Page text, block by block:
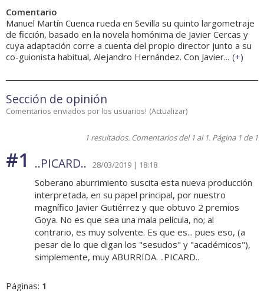
Comentario
Manuel Martín Cuenca rueda en Sevilla su quinto largometraje
de ficción, basado en la novela homónima de Javier Cercas y
cuya adaptación corre a cuenta del propio director junto a su
co-guionista habitual, Alejandro Hernández. Con Javier... (+)
Sección de opinión
Comentarios enviados por los usuarios! (Actualizar)
1 resultados. Comentarios del 1 al 1. Página 1 de 1
#1 ..PICARD.. 28/03/2019 | 18:18
Soberano aburrimiento suscita esta nueva producción
interpretada, en su papel principal, por nuestro
magnífico Javier Gutiérrez y que obtuvo 2 premios
Goya. No es que sea una mala película, no; al
contrario, es muy solvente. Es que es... pues eso, (a
pesar de lo que digan los "sesudos" y "académicos"),
simplemente, muy ABURRIDA. ..PICARD..
Páginas: 1